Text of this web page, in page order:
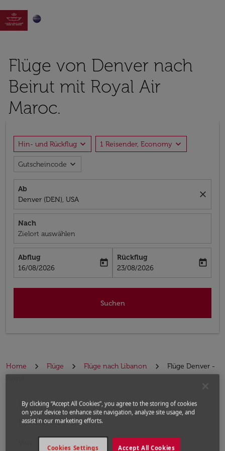

Flüge von Denver nach
Beirut mit Royal Air
Maroc.
Hin- und Rückflug expand_more 1 Reisender, Economy expand_more
Gutscheincode expand_more
Ab
Denver (DEN), USA
close
Nach
Zielort auswählen
Abflug
fc-booking-departure-date-aria-label
16/08/2026
today
Rückflug
fc-booking-return-date-aria-label
23/08/2026
today
Suchen
Home Flüge Flüge nach Libanon
Flüge Denver -
Die nächsten Flüge von Denver
nach Beirut
Bitte ändern Sie Ihre gewünschte Route (Abflugort
By clicking “Accept All Cookies”, you agree to the storing of cookies
on your device to enhance site navigation, analyze site usage, and
assist in our marketing efforts.
Accept All Cookies
Cookies Settings